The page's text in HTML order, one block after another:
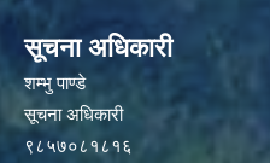
सूचना अधिकारी
शम्भु पाण्डे
सूचना अधिकारी
९८५७०८१८१६